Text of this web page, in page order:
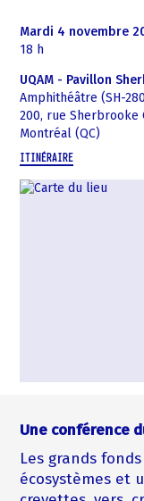
mardi 4 novembre
18 h
UQAM - Pavillon
Amphithéâtre (SH-
200, rue Sherbrooke
Montréal (QC)
ITINÉRAIRE
Une conférence
Les grands
écosystèmes et